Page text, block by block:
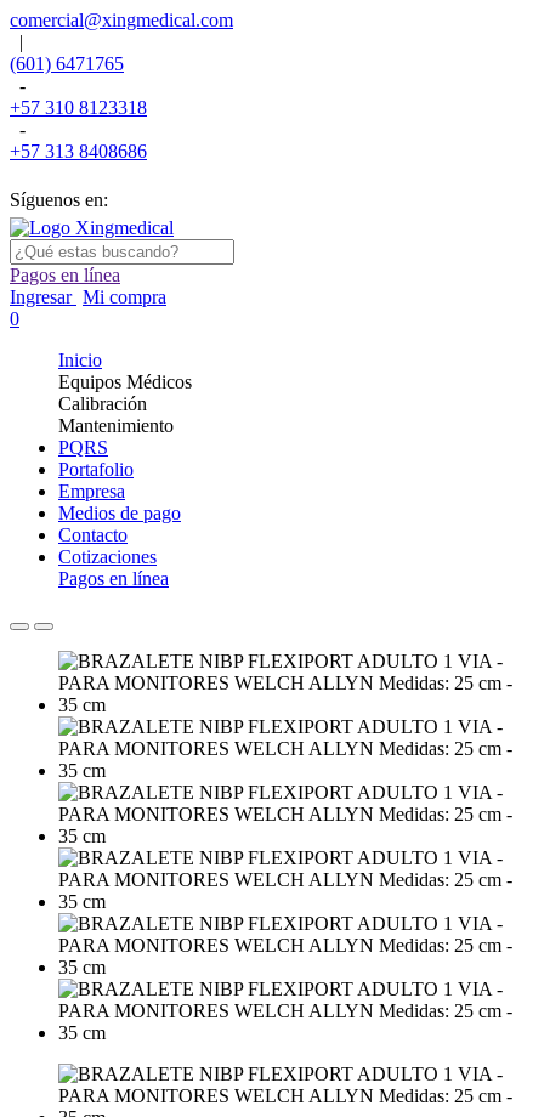
comercial@xingmedical.com
|
(601) 6471765
-
+57 310 8123318
-
+57 313 8408686
Síguenos en:
Pagos en línea
Ingresar Mi compra
0
Inicio
Equipos Médicos
Calibración
Mantenimiento
PQRS
Portafolio
Empresa
Medios de pago
Contacto
Cotizaciones
Pagos en línea